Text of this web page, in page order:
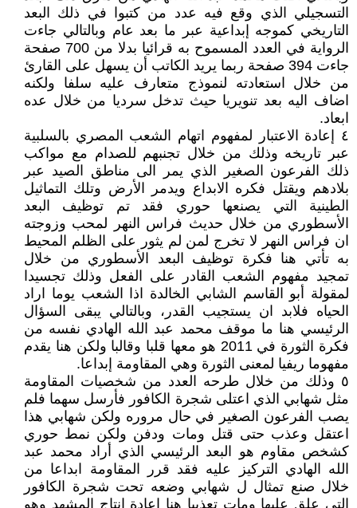
التسجيلي الذي وقع فيه عدد من كتبوا في ذلك البعد
التاريخي كموجه إبداعية عبر ما بعد عام وبالتالي جاءت
الرواية في العدد المسموح به قرائيا بدلا من 700 صفحة
جاءت 394 صفحة ربما يريد الكاتب أن يسهل على القارئ
من خلال استعادته لنموذج متعارف عليه سلفا ولكنه
اضاف اليه بعد تنويريا حيث تدخل سرديا من خلال عده
ابعاد.
٤ إعادة الاعتبار لمفهوم اتهام الشعب المصري بالسلبية
عبر تاريخه وذلك من خلال تجنبهم للصدام مع مواكب
ذلك الفرعون الصغير الذي يمر الى مناطق الصيد عبر
بلادهم ويقتل فكره الابداع ويدمر الأرض وتلك التماثيل
الطينية التي يصنعها حوري فقد تم توظيف البعد
الأسطوري من خلال حديث فراس النهر لمحب وزوجته
ان فراس النهر لا تخرج لمن لم يثور على الظلم المحيط
به تأتي هنا فكرة توظيف البعد الأسطوري من خلال
تمجيد مفهوم الشعب القادر على الفعل وذلك تجسيدا
لمقولة أبو القاسم الشابي الخالدة اذا الشعب يوما اراد
الحياه فلابد ان يستجيب القدر، وبالتالي يبقى السؤال
الرئيسي هنا ما موقف محمد عبد الله الهادي نفسه من
فكرة الثورة في 2011 هو معها قلبا وقالبا ولكن هنا يقدم
مفهوما ريفيا لمعنى الثورة وهي المقاومة إبداعا.
٥ وذلك من خلال طرحه العدد من شخصيات المقاومة
مثل شهابي الذي اعتلى شجرة الكافور فأرسل سهما فلم
يصب الفرعون الصغير في حال مروره ولكن شهابي هذا
اعتقل وعذب حتى قتل ومات ودفن ولكن نمط حوري
كشخص مقاوم هو البعد الرئيسي الذي أراد محمد عبد
الله الهادي التركيز عليه فقد قرر المقاومة ابداعا من
خلال صنع تمثال ل شهابي وضعه تحت شجرة الكافور
التي علق عليها ومات تعذيبا هنا إعادة إنتاج المشهد وهو